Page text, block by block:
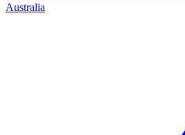
Australia